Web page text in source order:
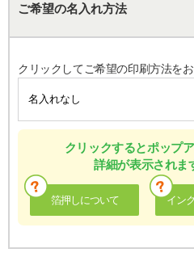
ご希望の名入れ方法
クリックしてご希望の印刷方法を
クリックするとポップ
詳細が表示されま
箔押しについて イン